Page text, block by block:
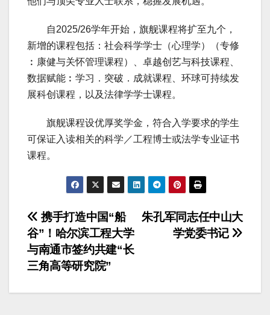
自2025/26学年开始，旗舰课程将扩至九个，
新增的课程包括：社会科学学士（心理学）（专修
︰康健与关怀管理课程）、卓越创艺与科技课程、
数据赋能︰学习．突破．成就课程、环球可持续发
展科创课程，以及法律学学士课程。
旗舰课程设优厚奖学金，符合入学要求的学生
可保证入读相关的科学／工程博士或法学专业证书
课程。
文
章
导
航
朱孔军同志任中山大
学党委书记
携手打造中国“船
谷”！哈尔滨工程大学
与南通市签约共建“长
三角高等研究院”